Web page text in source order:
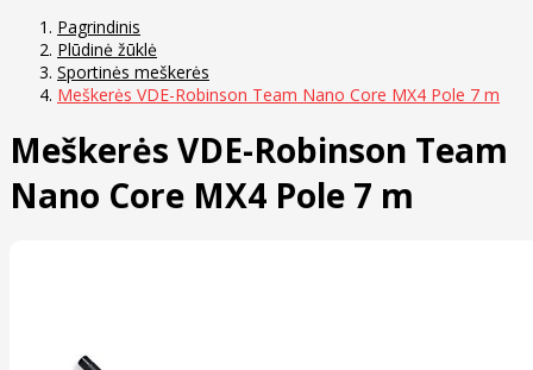
Pagrindinis
Plūdinė žūklė
Sportinės meškerės
Meškerės VDE-Robinson Team Nano Core MX4 Pole 7 m
Meškerės VDE-Robinson Team
Nano Core MX4 Pole 7 m